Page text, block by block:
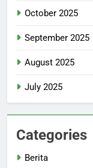
October 2025
September 2025
August 2025
July 2025
Categories
Berita